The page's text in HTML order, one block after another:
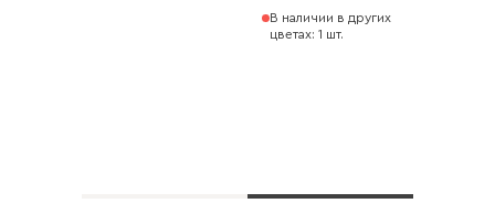
В наличии в других
цветах: 1 шт.